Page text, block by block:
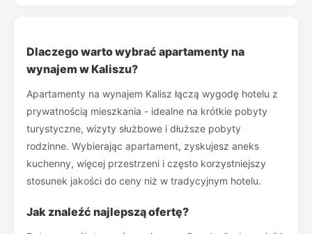
Dlaczego warto wybrać apartamenty na
wynajem w Kaliszu?
Apartamenty na wynajem Kalisz łączą wygodę hotelu z
prywatnością mieszkania - idealne na krótkie pobyty
turystyczne, wizyty służbowe i dłuższe pobyty
rodzinne. Wybierając apartament, zyskujesz aneks
kuchenny, więcej przestrzeni i często korzystniejszy
stosunek jakości do ceny niż w tradycyjnym hotelu.
Jak znaleźć najlepszą ofertę?